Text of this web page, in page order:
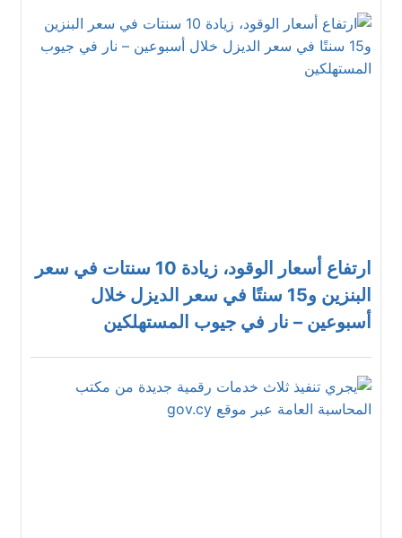
ارتفاع أسعار الوقود، زيادة 10 سنتات في سعر
البنزين و15 سنتًا في سعر الديزل خلال
أسبوعين – نار في جيوب المستهلكين